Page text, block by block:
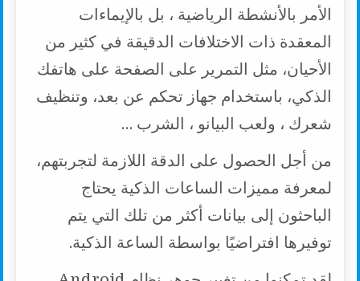
الأمر بالأنشطة الرياضية ، بل بالإيماءات
المعقدة ذات الاختلافات الدقيقة في كثير من
الأحيان، مثل التمرير على الصفحة على هاتفك
الذكي، باستخدام جهاز تحكم عن بعد، وتنظيف
شعرك ، ولعب البيانو ، الشرب …
من أجل الحصول على الدقة اللازمة لتجربتهم،
لمعرفة مميزات الساعات الذكية يحتاج
الباحثون إلى بيانات أكثر من تلك التي يتم
توفيرها افتراضيًا بواسطة الساعة الذكية.